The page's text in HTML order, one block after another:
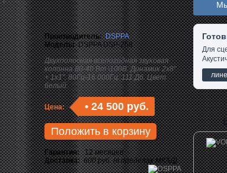
Производитель: DSPPA
Модель:DSPPA DSP-258
Двухполосная всепогодная звуковая
колонна 80-40 Вт \100В. Динамик 2х8"
+ 1х1". 80Гц-16 000Гц. 111 Дб. Цвет
белый.
Цена: • 24 500 руб.
Положить в корзину
Гарантия:12 месяцев
Доставка: 600 руб. (в пределах МКАД)
Для